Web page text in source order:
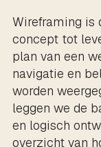
Wireframing is
concept tot
plan van een
navigatie en
worden
leggen we de
en logisch
overzicht van